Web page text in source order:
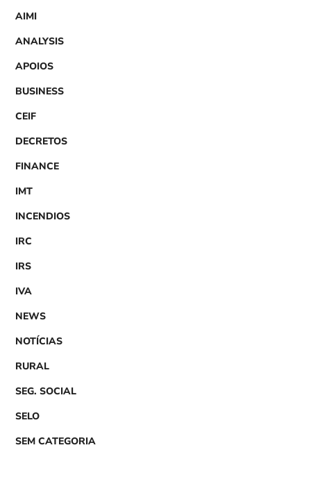
AIMI
ANALYSIS
APOIOS
BUSINESS
CEIF
DECRETOS
FINANCE
IMT
INCENDIOS
IRC
IRS
IVA
NEWS
NOTÍCIAS
RURAL
SEG. SOCIAL
SELO
SEM CATEGORIA